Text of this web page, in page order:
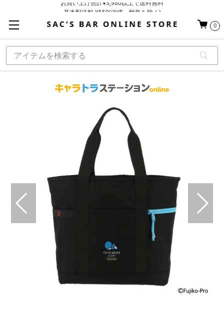
基本配送料 ¥550(沖縄・離島を除く)
お買い上げ合計¥3,980以上で送料無料
0